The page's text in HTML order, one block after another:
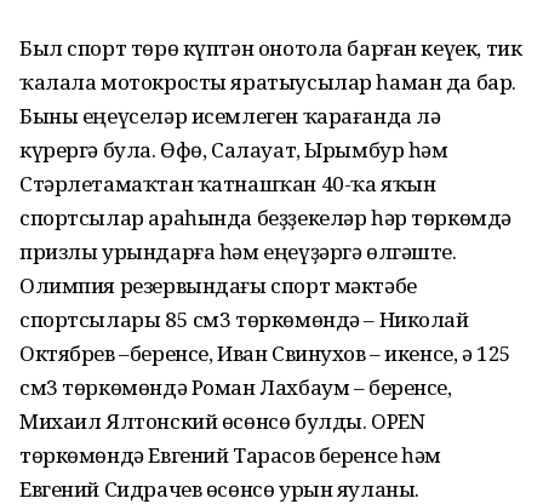
Был спорт төрө күптән онотола барған кеүек, тик
ҡалала мотокросты яратыусылар һаман да бар.
Быны еңеүселәр исемлеген ҡарағанда лә
күрергә була. Өфө, Салауат, Ырымбур һәм
Стәрлетамаҡтан ҡатнашҡан 40-ҡа яҡын
спортсылар араһында беҙҙекеләр һәр төркөмдә
призлы урындарға һәм еңеүҙәргә өлгәште.
Олимпия резервындағы спорт мәктәбе
спортсылары 85 см3 төркөмөндә – Николай
Октябрев –беренсе, Иван Свинухов – икенсе, ә 125
см3 төркөмөндә Роман Лахбаум – беренсе,
Михаил Ялтонский өсөнсө булды. OPEN
төркөмөндә Евгений Тарасов беренсе һәм
Евгений Сидрачев өсөнсө урын яуланы.